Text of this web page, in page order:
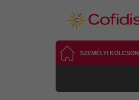
SZEMÉLYI KÖLCSÖN